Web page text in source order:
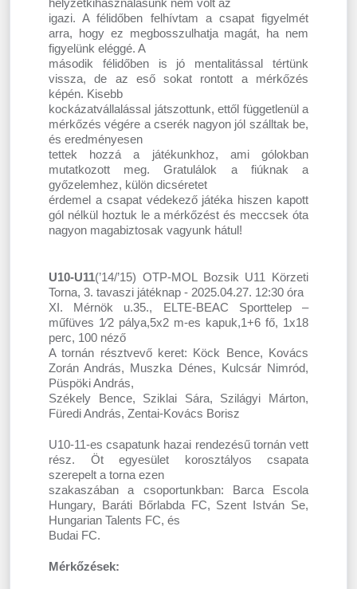
igazi. A félidőben felhívtam a csapat figyelmét
arra, hogy ez megbosszulhatja magát, ha nem
figyelünk eléggé. A
második félidőben is jó mentalitással tértünk
vissza, de az eső sokat rontott a mérkőzés
képén. Kisebb
kockázatvállalással játszottunk, ettől függetlenül a
mérkőzés végére a cserék nagyon jól szálltak be,
és eredményesen
tettek hozzá a játékunkhoz, ami gólokban
mutatkozott meg. Gratulálok a fiúknak a
győzelemhez, külön dicséretet
érdemel a csapat védekező játéka hiszen kapott
gól nélkül hoztuk le a mérkőzést és meccsek óta
nagyon magabiztosak vagyunk hátul!
U10-U11(’14/’15) OTP-MOL Bozsik U11 Körzeti
Torna, 3. tavaszi játéknap - 2025.04.27. 12:30 óra
XI. Mérnök u.35., ELTE-BEAC Sporttelep –
műfüves 1⁄2 pálya,5x2 m-es kapuk,1+6 fő, 1x18
perc, 100 néző
A tornán résztvevő keret: Köck Bence, Kovács
Zorán András, Muszka Dénes, Kulcsár Nimród,
Püspöki András,
Székely Bence, Sziklai Sára, Szilágyi Márton,
Füredi András, Zentai-Kovács Borisz
U10-11-es csapatunk hazai rendezésű tornán vett
rész. Öt egyesület korosztályos csapata
szerepelt a torna ezen
szakaszában a csoportunkban: Barca Escola
Hungary, Baráti Bőrlabda FC, Szent István Se,
Hungarian Talents FC, és
Budai FC.
Mérkőzések: